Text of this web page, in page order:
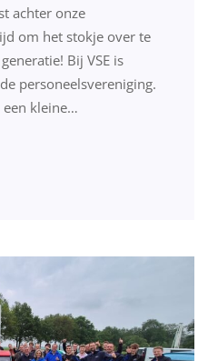
achter onze
om het stokje over te
Bij VSE is
personeelsvereniging.
een kleine…